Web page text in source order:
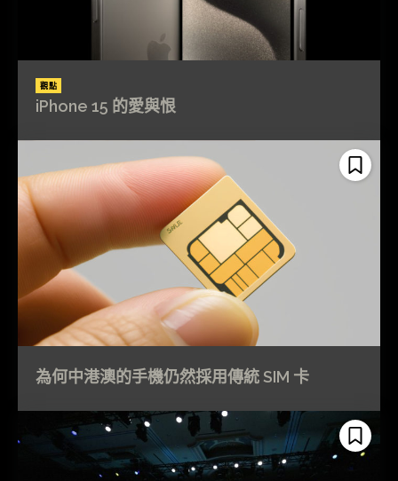
觀點
iPhone 15 的愛與恨
為何中港澳的手機仍然採用傳統 SIM 卡